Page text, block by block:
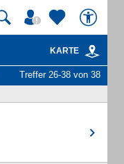
KARTE
Treffer 26-38 von 38